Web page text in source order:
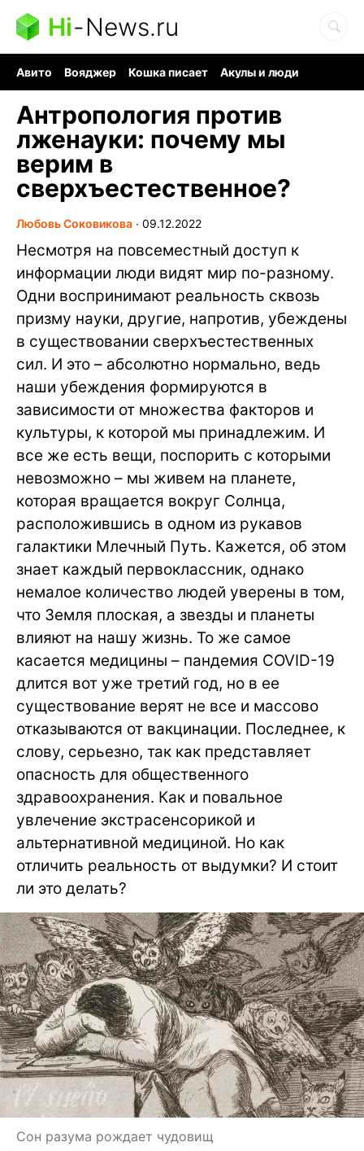
Hi-News.ru
Авито Вояджер Кошка писает
Акулы и люди
Антропология против
лженауки: почему мы
верим в
сверхъестественное?
Любовь Соковикова ∙ 09.12.2022
Несмотря на повсеместный доступ к
информации люди видят мир по-разному.
Одни воспринимают реальность сквозь
призму науки, другие, напротив, убеждены
в существовании сверхъестественных
сил. И это – абсолютно нормально, ведь
наши убеждения формируются в
зависимости от множества факторов и
культуры, к которой мы принадлежим. И
все же есть вещи, поспорить с которыми
невозможно – мы живем на планете,
которая вращается вокруг Солнца,
расположившись в одном из рукавов
галактики Млечный Путь. Кажется, об этом
знает каждый первоклассник, однако
немалое количество людей уверены в том,
что Земля плоская, а звезды и планеты
влияют на нашу жизнь. То же самое
касается медицины – пандемия COVID-19
длится вот уже третий год, но в ее
существование верят не все и массово
отказываются от вакцинации. Последнее, к
слову, серьезно, так как представляет
опасность для общественного
здравоохранения. Как и повальное
увлечение экстрасенсорикой и
альтернативной медициной. Но как
отличить реальность от выдумки? И стоит
ли это делать?
Сон разума рождает чудовищ